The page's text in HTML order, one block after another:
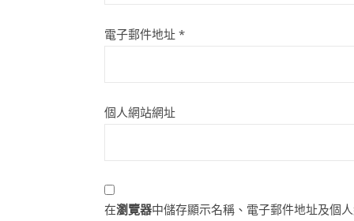
電子郵件地址 *
個人網站網址
在瀏覽器中儲存顯示名稱、電子郵件地址及個